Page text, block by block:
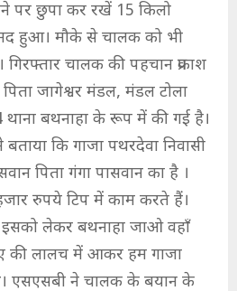
पर छुपा कर रखें 15 किलो
हुआ। मौके से चालक को भी
गिरफ्तार चालक की पहचान प्रकाश
जागेश्वर मंडल, मंडल टोला
थाना बथनाहा के रूप में की गई है।
कि गाजा पथरदेवा निवासी
पिता गंगा पासवान का है ।
रुपये टिप में काम करते हैं।
लेकर बथनाहा जाओ वहाँ
की लालच में आकर हम गाजा
एसएसबी ने चालक के बयान के